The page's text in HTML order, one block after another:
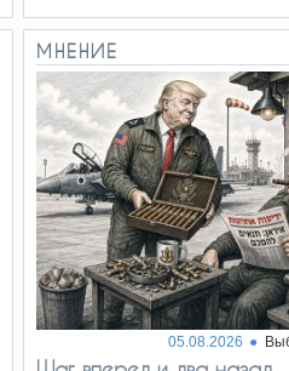
МНЕНИЕ
05.08.2026